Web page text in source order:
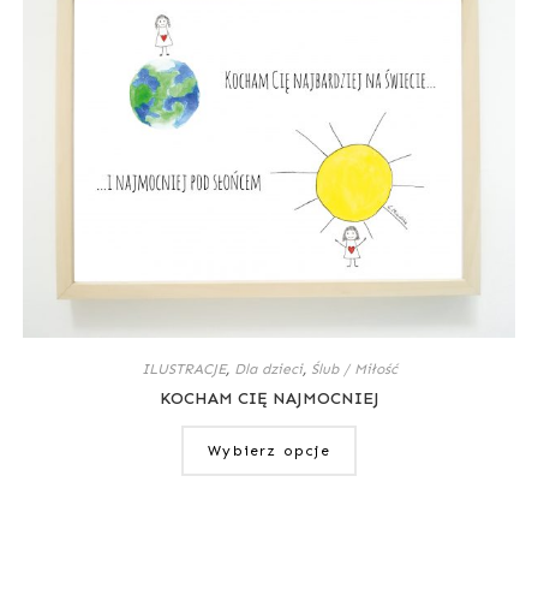
ILUSTRACJE, Dla dzieci, Ślub / Miłość
KOCHAM CIĘ NAJMOCNIEJ
Wybierz opcje